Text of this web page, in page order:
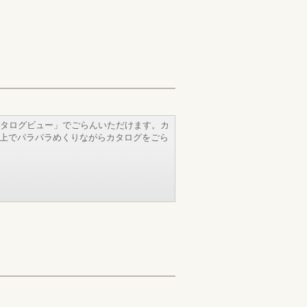
ログビュー」でごらんいただけます。カ
でパラパラめくりながらカタログをごら